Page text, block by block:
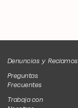
Denuncias yReclamos
Preguntas
Frecuentes
Trabaja con